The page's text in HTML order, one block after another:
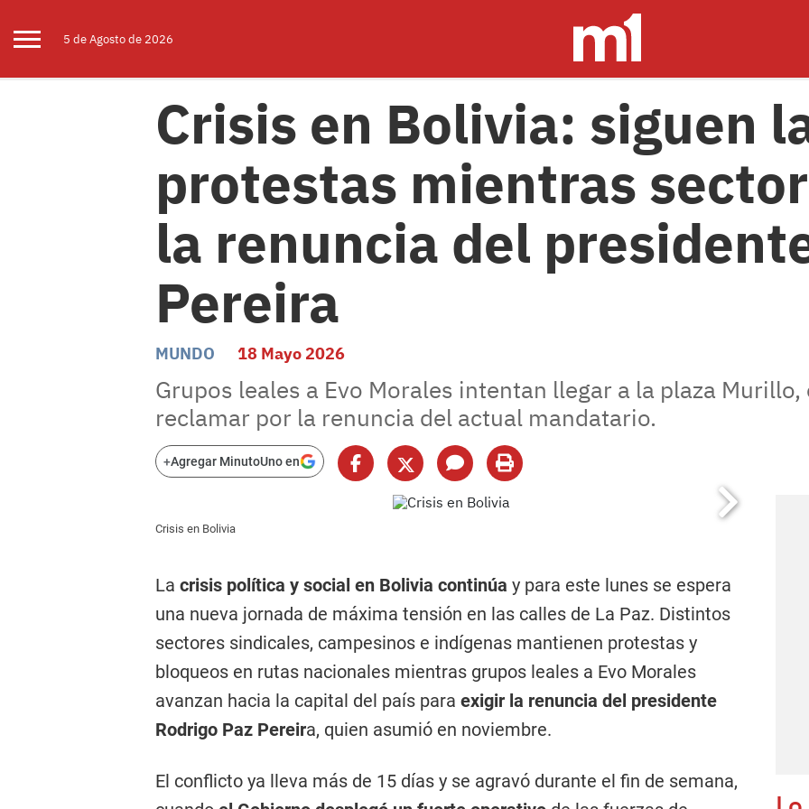
5 deAgostode 2026
Crisis en Bolivia: siguen
protestas mientras
la renuncia del
Pereira
MUNDO 18 Mayo 2026
Grupos leales a Evo Morales intentan llegar a la plaza Murillo,
reclamar por la renuncia del actual mandatario.
+Agregar MinutoUno en
Crisis en Bolivia
La crisis política y social en Bolivia continúa y para este lunes se espera
una nueva jornada de máxima tensión en las calles de La Paz. Distintos
sectores sindicales, campesinos e indígenas mantienen protestas y
bloqueos en rutas nacionales mientras grupos leales a Evo Morales
avanzan hacia la capital del país para exigir la renuncia del presidente
Rodrigo Paz Pereira, quien asumió en noviembre.
El conflicto ya lleva más de 15 días y se agravó durante el fin de semana,